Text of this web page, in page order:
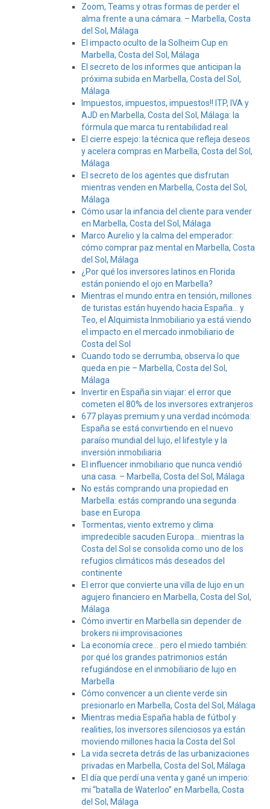
Zoom, Teams y otras formas de perder el
alma frente a una cámara. – Marbella, Costa
del Sol, Málaga
El impacto oculto de la Solheim Cup en
Marbella, Costa del Sol, Málaga
El secreto de los informes que anticipan la
próxima subida en Marbella, Costa del Sol,
Málaga
Impuestos, impuestos, impuestos!! ITP, IVA y
AJD en Marbella, Costa del Sol, Málaga: la
fórmula que marca tu rentabilidad real
El cierre espejo: la técnica que refleja deseos
y acelera compras en Marbella, Costa del Sol,
Málaga
El secreto de los agentes que disfrutan
mientras venden en Marbella, Costa del Sol,
Málaga
Cómo usar la infancia del cliente para vender
en Marbella, Costa del Sol, Málaga
Marco Aurelio y la calma del emperador:
cómo comprar paz mental en Marbella, Costa
del Sol, Málaga
¿Por qué los inversores latinos en Florida
están poniendo el ojo en Marbella?
Mientras el mundo entra en tensión, millones
de turistas están huyendo hacia España… y
Teo, el Alquimista Inmobiliario ya está viendo
el impacto en el mercado inmobiliario de
Costa del Sol
Cuando todo se derrumba, observa lo que
queda en pie – Marbella, Costa del Sol,
Málaga
Invertir en España sin viajar: el error que
cometen el 80% de los inversores extranjeros
677 playas premium y una verdad incómoda:
España se está convirtiendo en el nuevo
paraíso mundial del lujo, el lifestyle y la
inversión inmobiliaria
El influencer inmobiliario que nunca vendió
una casa. – Marbella, Costa del Sol, Málaga
No estás comprando una propiedad en
Marbella: estás comprando una segunda
base en Europa
Tormentas, viento extremo y clima
impredecible sacuden Europa… mientras la
Costa del Sol se consolida como uno de los
refugios climáticos más deseados del
continente
El error que convierte una villa de lujo en un
agujero financiero en Marbella, Costa del Sol,
Málaga
Cómo invertir en Marbella sin depender de
brokers ni improvisaciones
La economía crece… pero el miedo también:
por qué los grandes patrimonios están
refugiándose en el inmobiliario de lujo en
Marbella
Cómo convencer a un cliente verde sin
presionarlo en Marbella, Costa del Sol, Málaga
Mientras media España habla de fútbol y
realities, los inversores silenciosos ya están
moviendo millones hacia la Costa del Sol
La vida secreta detrás de las urbanizaciones
privadas en Marbella, Costa del Sol, Málaga
El día que perdí una venta y gané un imperio:
mi “batalla de Waterloo” en Marbella, Costa
del Sol, Málaga